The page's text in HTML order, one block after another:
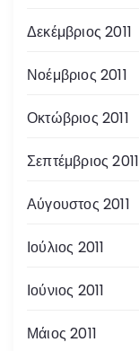
Δεκέμβριος 2011
Νοέμβριος 2011
Οκτώβριος 2011
Σεπτέμβριος 2011
Αύγουστος 2011
Ιούλιος 2011
Ιούνιος 2011
Μάιος 2011